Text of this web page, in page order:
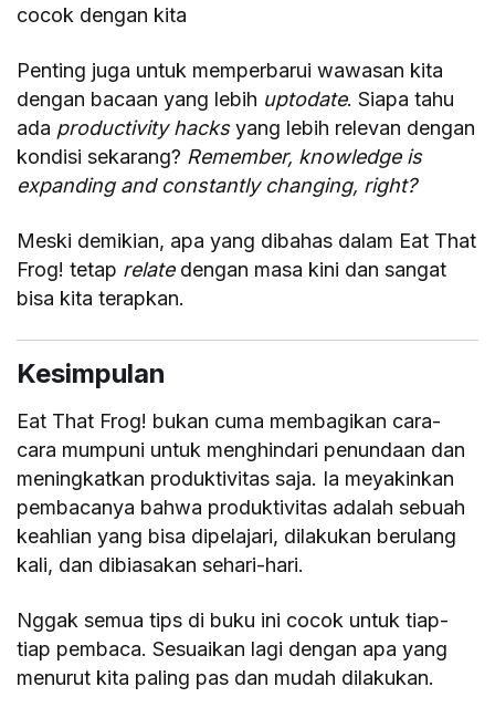
cocok dengan kita
Penting juga untuk memperbarui wawasan kita
dengan bacaan yang lebih uptodate. Siapa tahu
ada productivity hacksyang lebih relevan dengan
kondisi sekarang? Remember, knowledge is
expanding and constantly changing, right?
Meski demikian, apa yang dibahas dalam Eat That
Frog! tetap relatedengan masa kini dan sangat
bisa kita terapkan.
Kesimpulan
Eat That Frog! bukan cuma membagikan cara-
cara mumpuni untuk menghindari penundaan dan
meningkatkan produktivitas saja. Ia meyakinkan
pembacanya bahwa produktivitas adalah sebuah
keahlian yang bisa dipelajari, dilakukan berulang
kali, dan dibiasakan sehari-hari.
Nggak semua tips di buku ini cocok untuk tiap-
tiap pembaca. Sesuaikan lagi dengan apa yang
menurut kita paling pas dan mudah dilakukan.